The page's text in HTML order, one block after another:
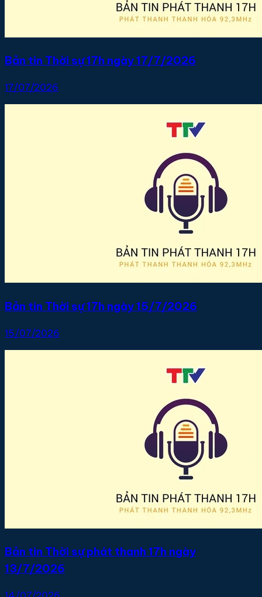
Bản tin Thời sự 17h ngày 17/7/2026
17/07/2026
Bản tin Thời sự 17h ngày 15/7/2026
15/07/2026
Bản tin Thời sự phát thanh 17h ngày
13/7/2026